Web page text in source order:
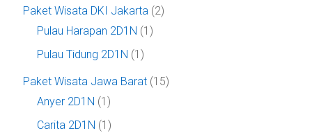
Paket Wisata DKI Jakarta (2)
Pulau Harapan 2D1N (1)
Pulau Tidung 2D1N (1)
Paket Wisata Jawa Barat (15)
Anyer 2D1N (1)
Carita 2D1N (1)